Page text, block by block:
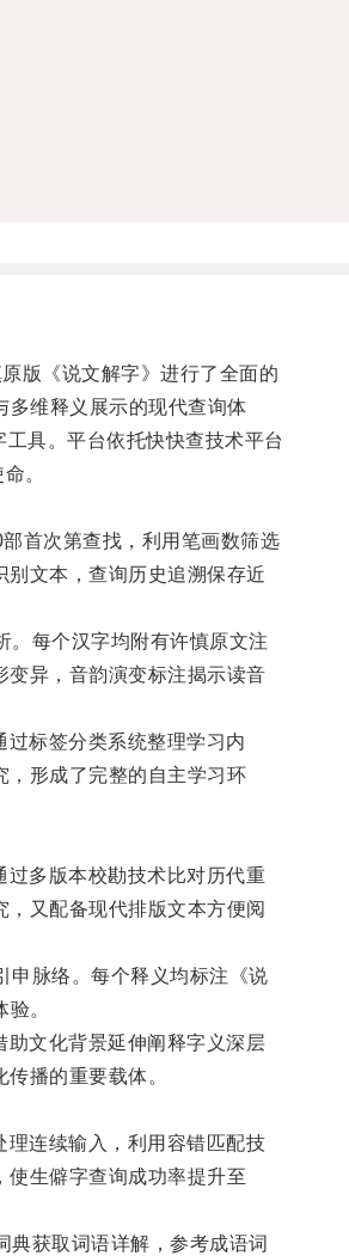
版《说文解字》进行了全面的
多维释义展示的现代查询体
具。平台依托快快查技术平台
。
首次第查找，利用笔画数筛选
文本，查询历史追溯保存近
。每个汉字均附有许慎原文注
异，音韵演变标注揭示读音
标签分类系统整理学习内
，形成了完整的自主学习环
多版本校勘技术比对历代重
又配备现代排版文本方便阅
申脉络。每个释义均标注《说
。
文化背景延伸阐释字义深层
播的重要载体。
连续输入，利用容错匹配技
生僻字查询成功率提升至
典获取词语详解，参考成语词